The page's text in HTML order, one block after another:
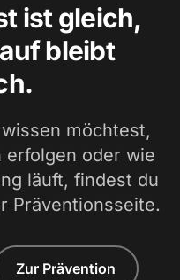
ist gleich,
bleibt
möchtest,
oder wie
läuft, findest du
Präventionsseite.
Zur Prävention